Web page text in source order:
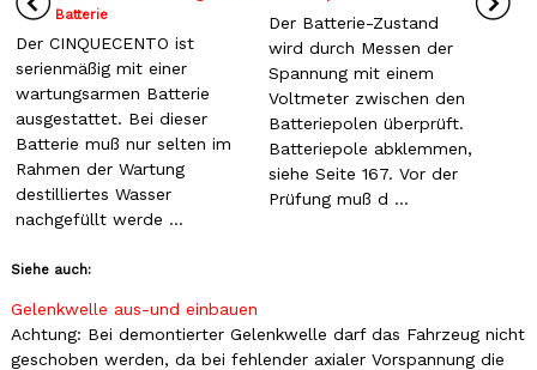
Batterie
Der CINQUECENTO ist
serienmäßig mit einer
wartungsarmen Batterie
ausgestattet. Bei dieser
Batterie muß nur selten im
Rahmen der Wartung
destilliertes Wasser
nachgefüllt werde ...
Der Batterie-Zustand
wird durch Messen der
Spannung mit einem
Voltmeter zwischen den
Batteriepolen überprüft.
Batteriepole abklemmen,
siehe Seite 167. Vor der
Prüfung muß d ...
Siehe auch:
Gelenkwelle aus-und einbauen
Achtung: Bei demontierter Gelenkwelle darf das Fahrzeug nicht
geschoben werden, da bei fehlender axialer Vorspannung die